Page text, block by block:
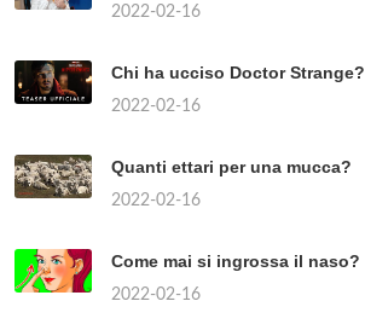
2022-02-16
Chi ha ucciso Doctor Strange?
2022-02-16
Quanti ettari per una mucca?
2022-02-16
Come mai si ingrossa il naso?
2022-02-16